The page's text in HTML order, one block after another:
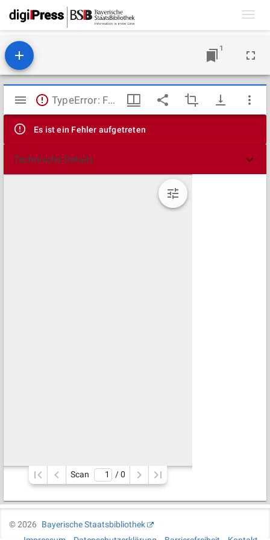
1
Mirador
Viewer
TypeError: Failed to fetch
Es ist ein Fehler aufgetreten
Technische Details
Scan / 0
©2026
Bayerische Staatsbibliothek